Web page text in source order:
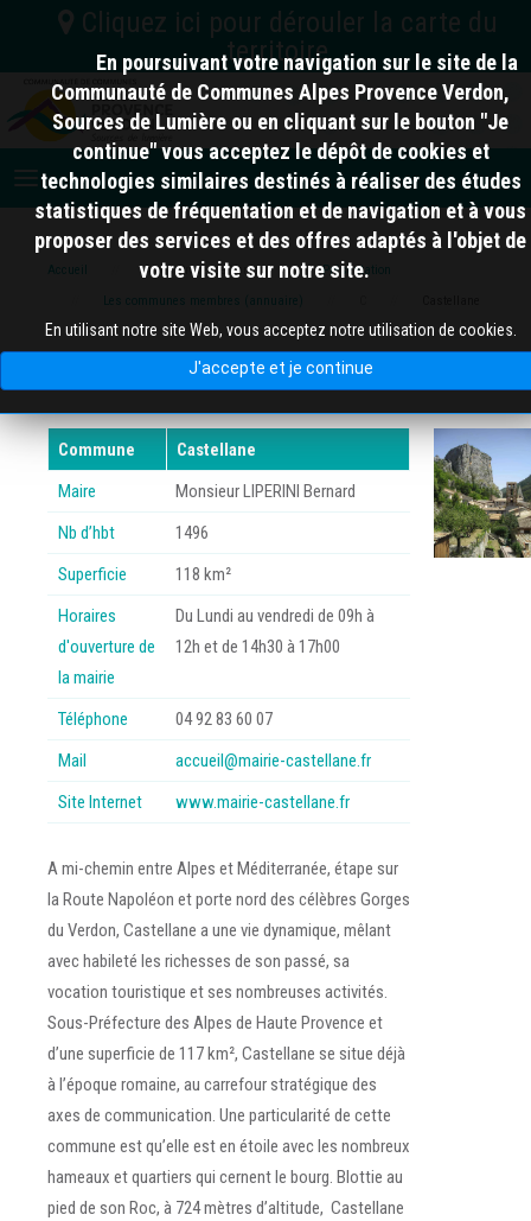
C.C. Vallée de l'Ubaye Serre-Ponçon
C.C. Alpes d'Azur
Nord
Accueil Alpes Provence Verdon
Présentation
Les communes membres (annuaire)
Castellane
Commune
Castellane
Maire
Monsieur LIPERINI Bernard
Nb d’hbt
1496
Superficie
118 km²
Horaires
d'ouverture de
la mairie
Du Lundi au vendredi de 09h à
12h et de 14h30 à 17h00
Téléphone
04 92 83 60 07
Mail
accueil@mairie-castellane.fr
Site Internet
www.mairie-castellane.fr
A mi-chemin entre Alpes et Méditerranée, étape sur
la Route Napoléon et porte nord des célèbres Gorges
du Verdon, Castellane a une vie dynamique, mêlant
avec habileté les richesses de son passé, sa
vocation touristique et ses nombreuses activités.
Sous-Préfecture des Alpes de Haute Provence et
d’une superficie de 117 km², Castellane se situe déjà
à l’époque romaine, au carrefour stratégique des
axes de communication. Une particularité de cette
commune est qu’elle est en étoile avec les nombreux
hameaux et quartiers qui cernent le bourg. Blottie au
pied de son Roc, à 724 mètres d’altitude, Castellane
En poursuivant votre navigation sur le site de la
Communauté de Communes Alpes Provence Verdon,
Sources de Lumière ou en cliquant sur le bouton "Je
continue" vous acceptez le dépôt de cookies et
technologies similaires destinés à réaliser des études
statistiques de fréquentation et de navigation et à vous
proposer des services et des offres adaptés à l'objet de
votre visite sur notre site.
En utilisant notre site Web, vous acceptez notre utilisation de cookies.
J'accepte et je continue